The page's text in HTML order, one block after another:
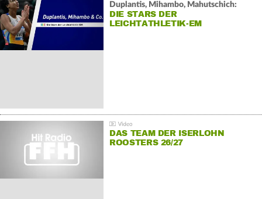
Duplantis, Mihambo, Mahutschich:
DIE STARS DER
LEICHTATHLETIK-EM
DAS TEAM DER ISERLOHN
ROOSTERS 26/27